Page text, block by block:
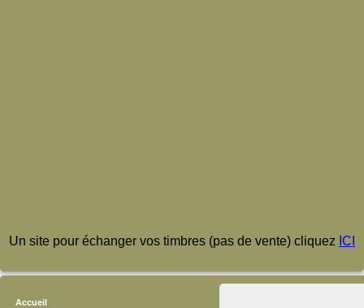
Un site pour échanger vos timbres (pas de vente) cliquez ICI
Accueil